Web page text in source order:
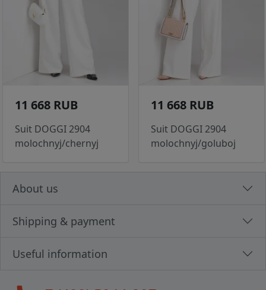
11 668 RUB
Suit DOGGI 2904
molochnyj/chernyj
11 668 RUB
Suit DOGGI 2904
molochnyj/goluboj
About us
Shipping & payment
Useful information